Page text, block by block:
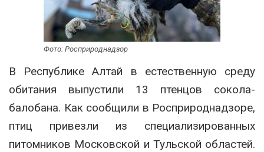
Фото: Росприроднадзор
В Республике Алтай в естественную среду
обитания выпустили 13 птенцов сокола-
балобана. Как сообщили в Росприроднадзоре,
птиц привезли из специализированных
питомников Московской и Тульской областей.